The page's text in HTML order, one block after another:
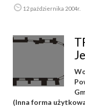
12 października 2004r.
(Inna forma